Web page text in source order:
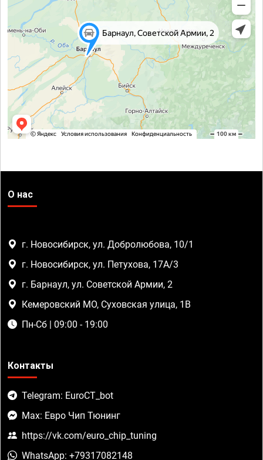
О нас
г. Новосибирск, ул. Добролюбова, 10/1
г. Новосибирск, ул. Петухова, 17А/3
г. Барнаул, ул. Советской Армии, 2
Кемеровский МО, Суховская улица, 1В
Пн-Сб | 09:00 - 19:00
Контакты
Telegram: EuroCT_bot
Max: Евро Чип Тюнинг
https://vk.com/euro_chip_tuning
WhatsApp: +79317082148